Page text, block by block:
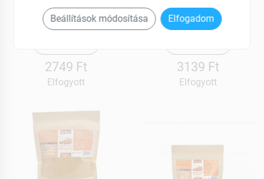
2749 Ft
Elfogyott
200 g
3139 Ft
Elfogyott
Beállítások módosítása Elfogadom